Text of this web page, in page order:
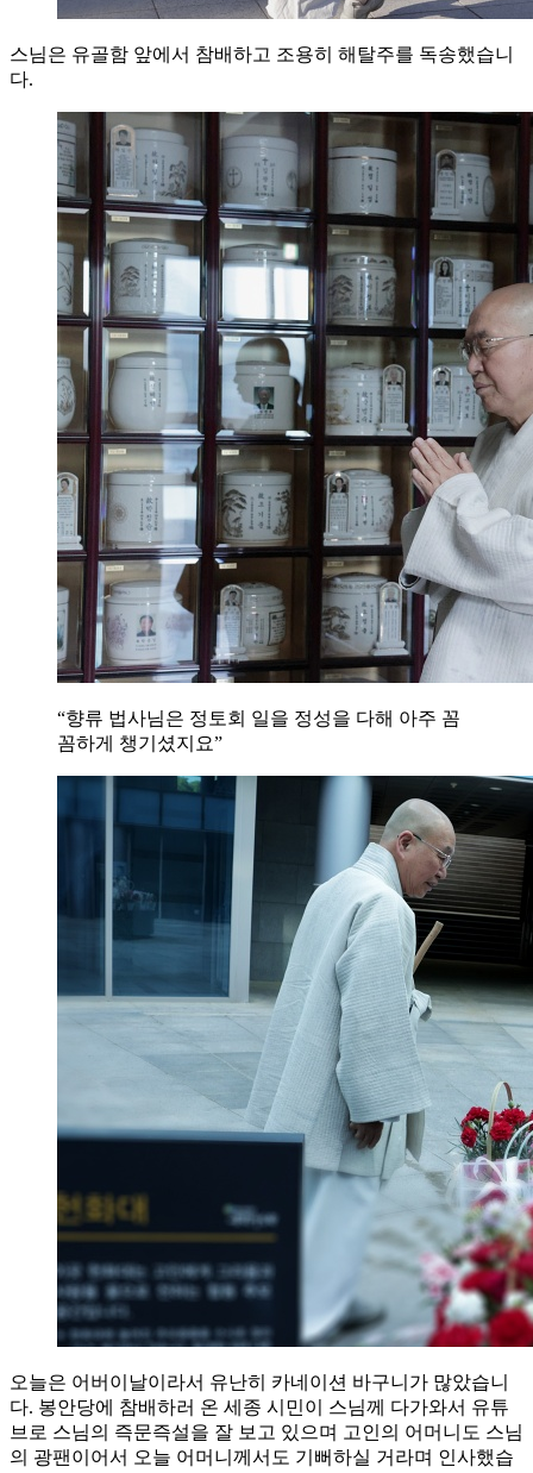
스님은 유골함 앞에서 참배하고 조용히 해탈주를 독송했습니
다.
“향류 법사님은 정토회 일을 정성을 다해 아주 꼼
꼼하게 챙기셨지요”
오늘은 어버이날이라서 유난히 카네이션 바구니가 많았습니
다. 봉안당에 참배하러 온 세종 시민이 스님께 다가와서 유튜
브로 스님의 즉문즉설을 잘 보고 있으며 고인의 어머니도 스님
의 광팬이어서 오늘 어머니께서도 기뻐하실 거라며 인사했습